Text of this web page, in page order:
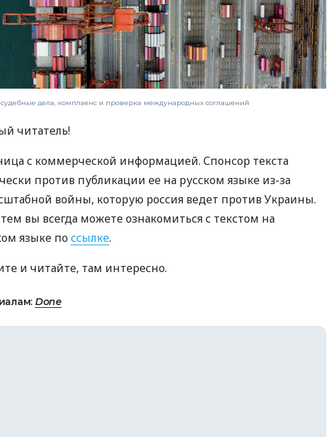
дела, комплаенс и проверка международных соглашений
читатель!
с коммерческой информацией. Спонсор текста
против публикации ее на русском языке из-за
войны, которую россия ведет против Украины.
вы всегда можете ознакомиться с текстом на
языке поссылке.
и читайте, там интересно.
Done